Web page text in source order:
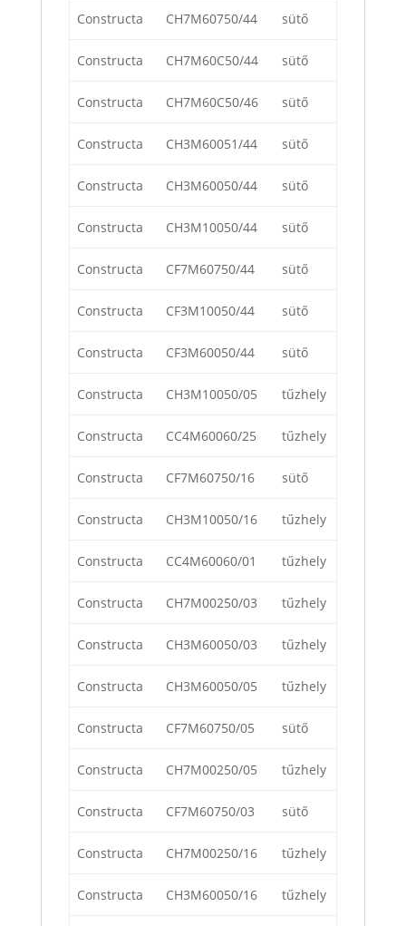
Constructa CH7M60750/44 sütő
Constructa CH7M60C50/44 sütő
Constructa CH7M60C50/46 sütő
Constructa CH3M60051/44 sütő
Constructa CH3M60050/44 sütő
Constructa CH3M10050/44 sütő
Constructa CF7M60750/44 sütő
Constructa CF3M10050/44 sütő
Constructa CF3M60050/44 sütő
Constructa CH3M10050/05 tűzhely
Constructa CC4M60060/25 tűzhely
Constructa CF7M60750/16 sütő
Constructa CH3M10050/16 tűzhely
Constructa CC4M60060/01 tűzhely
Constructa CH7M00250/03 tűzhely
Constructa CH3M60050/03 tűzhely
Constructa CH3M60050/05 tűzhely
Constructa CF7M60750/05 sütő
Constructa CH7M00250/05 tűzhely
Constructa CF7M60750/03 sütő
Constructa CH7M00250/16 tűzhely
Constructa CH3M60050/16 tűzhely